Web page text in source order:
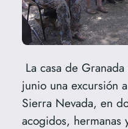
La casa de
junio una excursión
Sierra Nevada, en
acogidos, hermanas